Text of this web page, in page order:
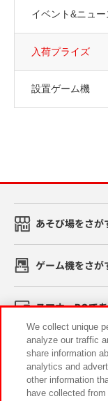
イベント&ニュー
入荷プライズ
設置ゲーム機
あそび場をさが
ゲーム機をさが
スマホ・PCで
イベント・キャ
We collect unique
analyze our traffic
share information
analytics and
other information
have collected